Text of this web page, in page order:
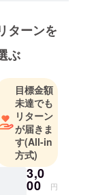
のやつ。
一所懸命、
力で応援
したいの
だけれど、
何かとモタ
タしちゃ
うけどよろ
くね。
ターンを
ぶ
目標金額
未達でも
リターン
が届きま
す(All-in
方式)
3,0
00 円